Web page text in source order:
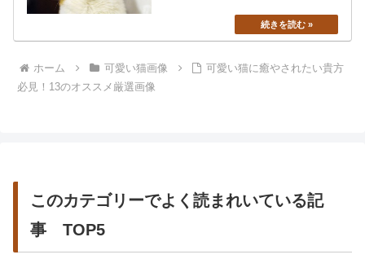
ホーム 可愛い猫画像
可愛い猫に癒やされたい貴方
必見！13のオススメ厳選画像
このカテゴリーでよく読まれいている記
事 TOP5